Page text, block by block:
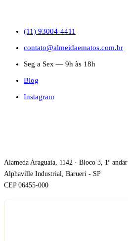
(11) 93004-4411
contato@almeidaematos.com.br
Seg a Sex — 9h às 18h
Blog
Instagram
Alameda Araguaia, 1142 · Bloco 3, 1º andar
Alphaville Industrial, Barueri - SP
CEP 06455-000